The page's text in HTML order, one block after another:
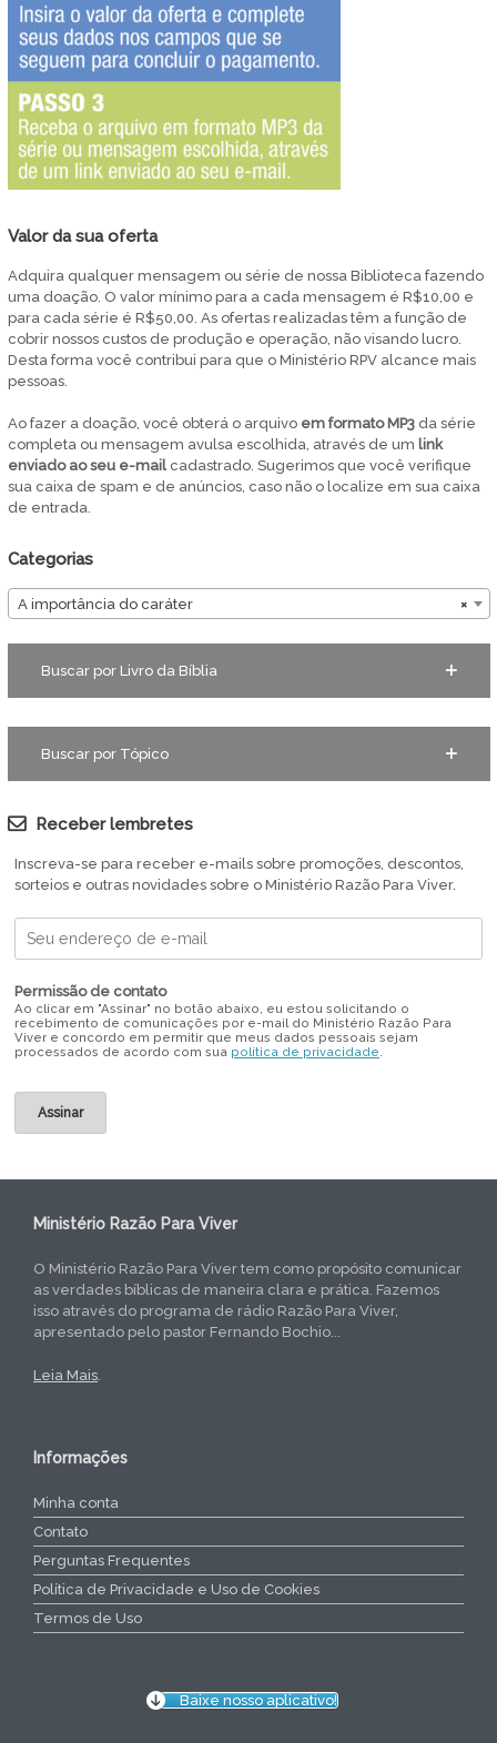
Valor da sua oferta
Adquira qualquer mensagem ou série de nossa Biblioteca fazendo
uma doação. O valor mínimo para a cada mensagem é R$10,00 e
para cada série é R$50,00. As ofertas realizadas têm a função de
cobrir nossos custos de produção e operação, não visando lucro.
Desta forma você contribui para que o Ministério RPV alcance mais
pessoas.
Ao fazer a doação, você obterá o arquivo em formato MP3da série
completa ou mensagem avulsa escolhida, através de um link
enviado ao seu e-mailcadastrado. Sugerimos que você verifique
sua caixa de spam e de anúncios, caso não o localize em sua caixa
de entrada.
Categorias
×
A importância do caráter
Buscar por Livro da Bíblia
Buscar por Tópico
Receber lembretes
Inscreva-se para receber e-mails sobre promoções, descontos,
sorteios e outras novidades sobre o Ministério Razão Para Viver.
Permissão de contato
Ao clicar em "Assinar" no botão abaixo, eu estou solicitando o
recebimento de comunicações por e-mail do Ministério Razão Para
Viver e concordo em permitir que meus dados pessoais sejam
processados de acordo com sua política de privacidade.
Ministério Razão Para Viver
O Ministério Razão Para Viver tem como propósito comunicar
as verdades bíblicas de maneira clara e prática. Fazemos
isso através do programa de rádio Razão Para Viver,
apresentado pelo pastor Fernando Bochio...
Leia Mais
Informações
Minha conta
Contato
Perguntas Frequentes
Política de Privacidade e Uso de Cookies
Termos de Uso
Baixe nosso aplicativo!